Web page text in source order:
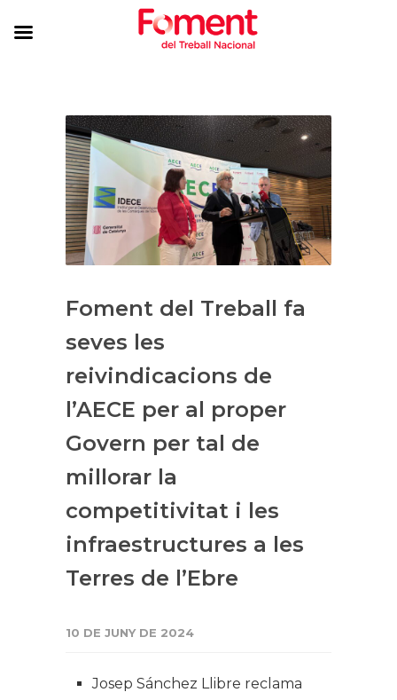
Foment del Treball fa
seves les
reivindicacions de
l’AECE per al proper
Govern per tal de
millorar la
competitivitat i les
infraestructures a les
Terres de l’Ebre
10 DE JUNY DE 2024
Josep Sánchez Llibre reclama